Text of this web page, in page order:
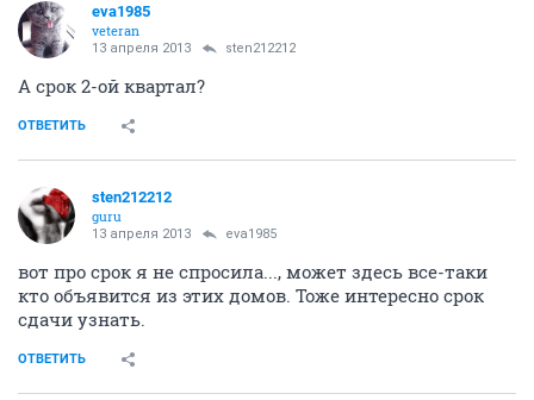
eva1985
veteran
13 апреля 2013 sten212212
А срок 2-ой квартал?
ОТВЕТИТЬ
sten212212
guru
13 апреля 2013 eva1985
вот про срок я не спросила..., может здесь все-таки
кто объявится из этих домов. Тоже интересно срок
сдачи узнать.
ОТВЕТИТЬ